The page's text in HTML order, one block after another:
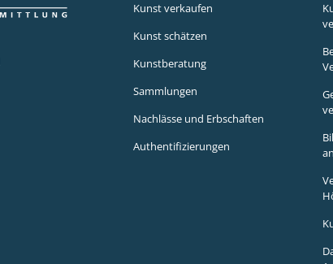
Kunst verkaufen
Kunst schätzen
Kunstberatung
Sammlungen
Nachlässe und Erbschaften
Authentifizierungen